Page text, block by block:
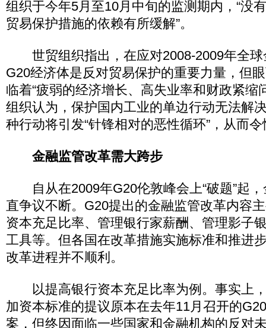
组织于今年5月至10月中旬的监测期内，“没
贸易保护措施的依赖有所缓解”。
世贸组织指出，在应对2008-2009年全球
G20经济体是反对贸易保护的重要力量，但
临着“疲弱的经济增长、高失业率和财政紧缩
组织认为，保护国内工业的单边行动无法解
种行动将引发“针锋相对的恶性循环”，从而
金融监管改革需大跨步
自从在2009年G20伦敦峰会上“破题”起，
直争议不断。G20提出的金融监管改革内容
资本充足比率、管理银行家薪酬、管理影子
工具等。但各国在改革措施实施标准和推进
改革进程并不顺利。
以提高银行资本充足比率为例。事实上
加资本标准的提议原本在去年11月召开的
案，但终因面临一些国家和金融机构的反对